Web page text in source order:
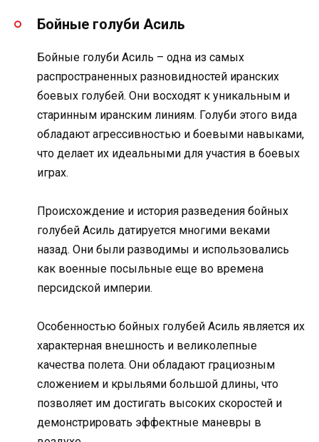
Бойные голуби Асиль
Бойные голуби Асиль – одна из самых
распространенных разновидностей иранских
боевых голубей. Они восходят к уникальным и
старинным иранским линиям. Голуби этого вида
обладают агрессивностью и боевыми навыками,
что делает их идеальными для участия в боевых
играх.
Происхождение и история разведения бойных
голубей Асиль датируется многими веками
назад. Они были разводимы и использовались
как военные посыльные еще во времена
персидской империи.
Особенностью бойных голубей Асиль является их
характерная внешность и великолепные
качества полета. Они обладают грациозным
сложением и крыльями большой длины, что
позволяет им достигать высоких скоростей и
демонстрировать эффектные маневры в